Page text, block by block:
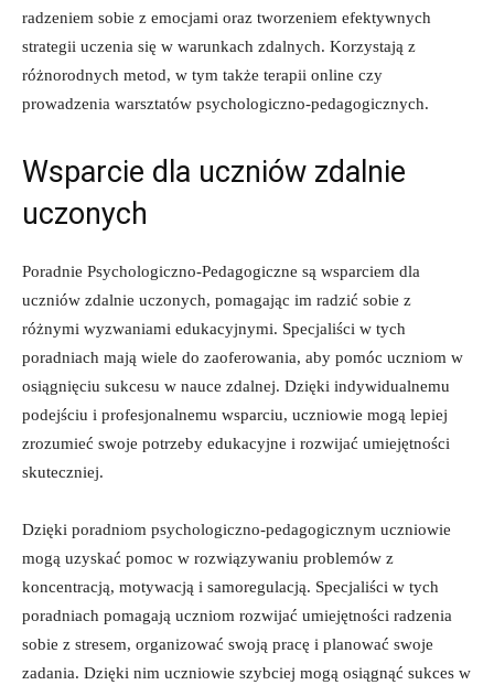
radzeniem sobie⁢ z emocjami oraz tworzeniem efektywnych
strategii uczenia⁤ się ⁣w warunkach⁤ zdalnych. Korzystają​ z‌
różnorodnych metod, w tym⁣ także ‍terapii online ⁣czy
prowadzenia warsztatów psychologiczno-pedagogicznych.
Wsparcie ​dla ​uczniów⁢ zdalnie
uczonych
Poradnie ⁣Psychologiczno-Pedagogiczne są ⁣wsparciem ‌dla‌
uczniów zdalnie uczonych, ​pomagając im radzić sobie z
różnymi wyzwaniami edukacyjnymi. Specjaliści w tych
poradniach mają wiele do zaoferowania, aby pomóc ⁣uczniom w
osiągnięciu sukcesu w nauce zdalnej.‍ Dzięki⁤ indywidualnemu⁣
podejściu i⁤ profesjonalnemu wsparciu,​ uczniowie ​mogą‌ lepiej
zrozumieć⁢ swoje potrzeby​ edukacyjne i rozwijać umiejętności
skuteczniej.
Dzięki ​poradniom psychologiczno-pedagogicznym uczniowie
mogą uzyskać ⁣pomoc⁣ w rozwiązywaniu problemów z
koncentracją, motywacją i samoregulacją. ‍Specjaliści w tych
poradniach pomagają uczniom rozwijać umiejętności radzenia
sobie z stresem, organizować swoją pracę i planować swoje
zadania. Dzięki nim uczniowie szybciej‍ mogą osiągnąć sukces w‍